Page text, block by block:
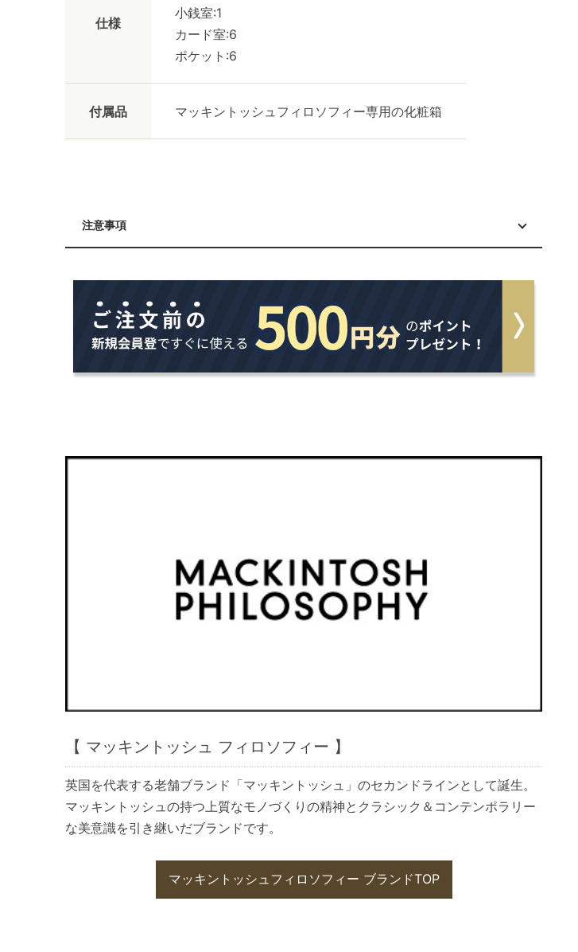
仕様
小銭室:1
カード室:6
ポケット:6
付属品 マッキントッシュフィロソフィー専用の化粧箱
注意事項
【 マッキントッシュ フィロソフィー 】
英国を代表する老舗ブランド「マッキントッシュ」のセカンドラインとして誕生。
マッキントッシュの持つ上質なモノづくりの精神とクラシック＆コンテンポラリー
な美意識を引き継いだブランドです。
マッキントッシュフィロソフィー ブランドTOP